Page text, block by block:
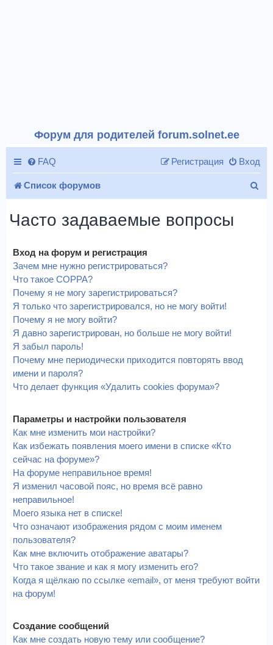
Форум для родителей forum.solnet.ee
FAQ Вход
Регистрация
Список форумов
Часто задаваемые вопросы
Вход на форум и регистрация
Зачем мне нужно регистрироваться?
Что такое COPPA?
Почему я не могу зарегистрироваться?
Я только что зарегистрировался, но не могу войти!
Почему я не могу войти?
Я давно зарегистрирован, но больше не могу войти!
Я забыл пароль!
Почему мне периодически приходится повторять ввод
имени и пароля?
Что делает функция «Удалить cookies форума»?
Параметры и настройки пользователя
Как мне изменить мои настройки?
Как избежать появления моего имени в списке «Кто
сейчас на форуме»?
На форуме неправильное время!
Я изменил часовой пояс, но время всё равно
неправильное!
Моего языка нет в списке!
Что означают изображения рядом с моим именем
пользователя?
Как мне включить отображение аватары?
Что такое звание и как я могу изменить его?
Когда я щёлкаю по ссылке «email», от меня требуют войти
на форум!
Создание сообщений
Как мне создать новую тему или сообщение?